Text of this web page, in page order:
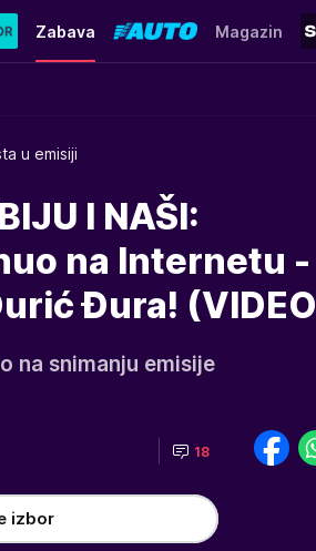
Zabava Magazin
u emisiji
I NAŠI:
na Internetu -
Đura!
na snimanju emisije
18
izbor